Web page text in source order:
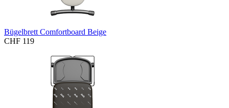
Bügelbrett Comfortboard Beige
CHF 119